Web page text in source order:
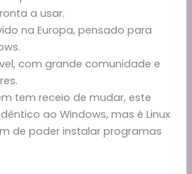
a usar.
na Europa, pensado para
com grande comunidade e
tem receio de mudar, este
ao Windows, mas é Linux
de poder instalar programas